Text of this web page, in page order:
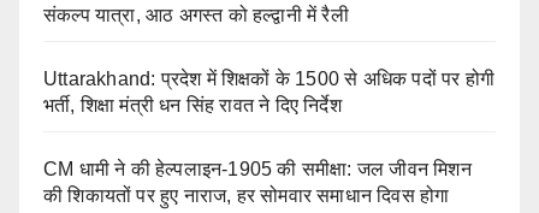
संकल्प यात्रा, आठ अगस्त को हल्द्वानी में रैली
Uttarakhand: प्रदेश में शिक्षकों के 1500 से अधिक पदों पर होगी
भर्ती, शिक्षा मंत्री धन सिंह रावत ने दिए निर्देश
CM धामी ने की हेल्पलाइन-1905 की समीक्षा: जल जीवन मिशन
की शिकायतों पर हुए नाराज, हर सोमवार समाधान दिवस होगा